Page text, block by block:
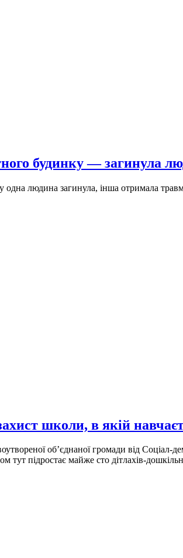
будинку — загинула
одна людина загинула, інша отримала
школи, в якій
об’єднаної громади від
тут підростає майже сто дітлахів-